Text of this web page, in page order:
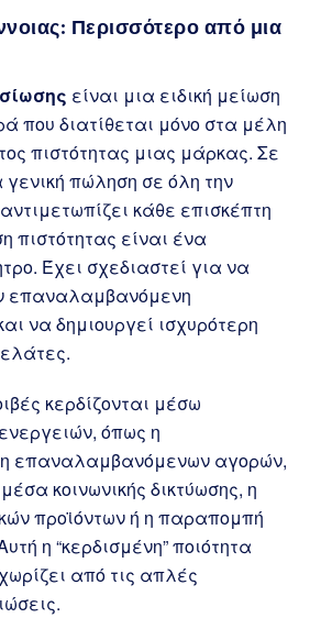
Περισσότερο από μια
είναι μια ειδική μείωση
που διατίθεται μόνο στα μέλη
πιστότητας μιας μάρκας. Σε
γενική πώληση σε όλη την
κάθε επισκέπτη
πιστότητας είναι ένα
Έχει σχεδιαστεί για να
επαναλαμβανόμενη
να δημιουργεί ισχυρότερη
κερδίζονται μέσω
όπως η
επαναλαμβανόμενων αγορών,
κοινωνικής δικτύωσης, η
προϊόντων ή η παραπομπή
η “κερδισμένη” ποιότητα
από τις απλές